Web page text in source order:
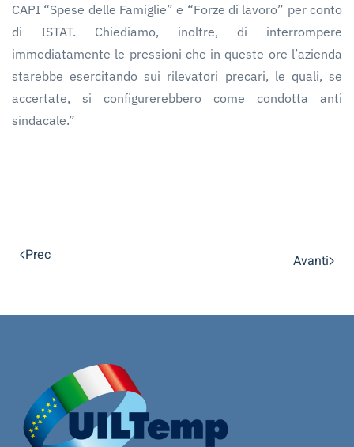
CAPI “Spese delle Famiglie” e “Forze di lavoro” per conto
di ISTAT. Chiediamo, inoltre, di interrompere
immediatamente le pressioni che in queste ore l’azienda
starebbe esercitando sui rilevatori precari, le quali, se
accertate, si configurerebbero come condotta anti
sindacale.”
Prec Avanti